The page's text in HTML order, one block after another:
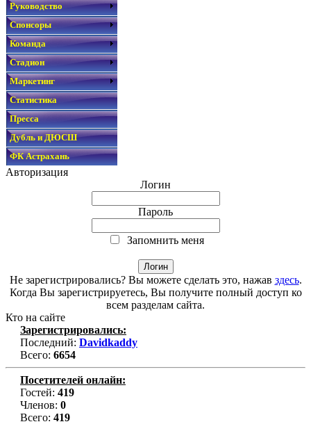
Руководство
Спонсоры
Команда
Стадион
Маркетинг
Статистика
Пресса
Дубль и ДЮСШ
ФК Астрахань
Авторизация
Логин
Пароль
Запомнить меня
Не зарегистрировались? Вы можете сделать это, нажав здесь.
Когда Вы зарегистрируетесь, Вы получите полный доступ ко
всем разделам сайта.
Кто на сайте
Зарегистрировались:
Последний: Davidkaddy
Всего: 6654
Посетителей онлайн:
Гостей: 419
Членов: 0
Всего: 419